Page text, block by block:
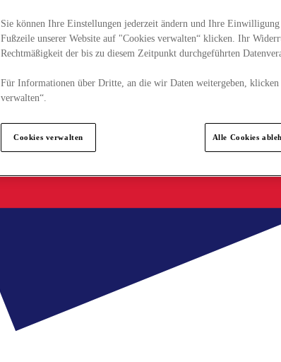
Sie können Ihre Einstellungen jederzeit ändern und Ihre
Fußzeile unserer Website auf "Cookies verwalten“ klicken. Ihr
Rechtmäßigkeit der bis zu diesem Zeitpunkt durchgeführten
Für Informationen über Dritte, an die wir Daten weitergeben,
verwalten“.
Cookies verwalten Alle Cookies